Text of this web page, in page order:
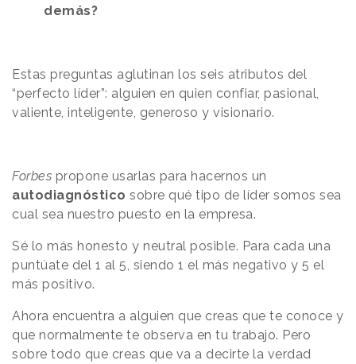
demás?
Estas preguntas aglutinan los seis atributos del
“perfecto líder”: alguien en quien confiar, pasional,
valiente, inteligente, generoso y visionario.
Forbes propone usarlas para hacernos un
autodiagnóstico sobre qué tipo de líder somos sea
cual sea nuestro puesto en la empresa.
Sé lo más honesto y neutral posible. Para cada una
puntúate del 1 al 5, siendo 1 el más negativo y 5 el
más positivo.
Ahora encuentra a alguien que creas que te conoce y
que normalmente te observa en tu trabajo. Pero
sobre todo que creas que va a decirte la verdad